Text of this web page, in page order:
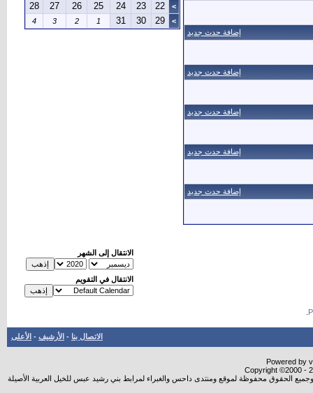
إضافة حدث جديد
إضافة حدث جديد
إضافة حدث جديد
إضافة حدث جديد
إضافة حدث جديد
>
22
23
24
25
26
27
28
>
29
30
31
1
2
3
4
الانتقال إلى الشهر
الانتقال في التقويم
الاتصال بنا - الأرشيف - الأعلى
Powered by
Copyright ©2000 -
الحقوق محفوظة لموقع ومنتدى داحس والغبراء لمرابط بني رشيد عبس للخيل العربية الأصيلة